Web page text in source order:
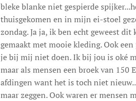
bleke blanke niet gespierde
thuisgekomen en in mijn ei-stoel
zondag. Ja ja, ik ben echt geweest
gemaakt met mooie kleding. Ook
je bij mij niet doen. Ik bij jou is oké
maar als mensen een broek van 150
afdingen want het is toch niet
maar zeggen. Ook waren er mensen